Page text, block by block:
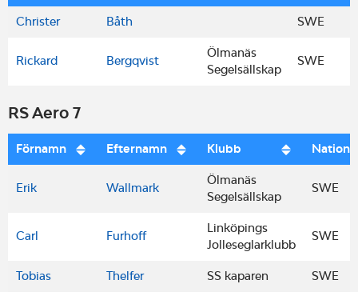
Christer Båth SWE
Rickard Bergqvist
Ölmanäs
Segelsällskap
SWE
RS Aero 7
Förnamn Efternamn Klubb
Erik Wallmark
Ölmanäs
Segelsällskap
SWE
Carl Furhoff
Linköpings
Jolleseglarklubb
SWE
Tobias Thelfer SS kaparen SWE